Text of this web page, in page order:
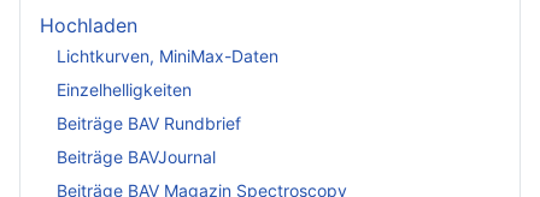
Hochladen
Lichtkurven, MiniMax-Daten
Einzelhelligkeiten
Beiträge BAV Rundbrief
Beiträge BAVJournal
Beiträge BAV Magazin Spectroscopy